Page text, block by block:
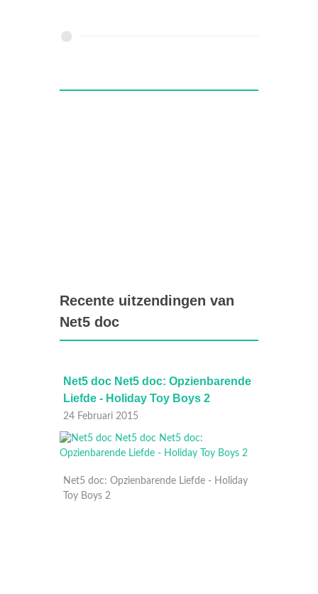
Recente uitzendingen van
Net5 doc
Net5 doc Ben ik een sekstoerist?
20 Februari 2015